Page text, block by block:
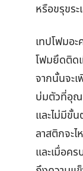
หรือขรุขร
เทปโฟมอ
โฟมยึดติด
จากนั้นจะเ
บ่มตัวที่อุณ
และไม่มีขั้
ลาสติกจะ
และเมื่อค